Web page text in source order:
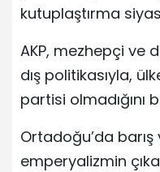
kutuplaştırma
AKP, mezhepçi ve
dış politikasıyla,
partisi olmadığını
Ortadoğu’da
emperyalizmin